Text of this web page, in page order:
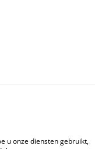
u onze diensten gebruikt,